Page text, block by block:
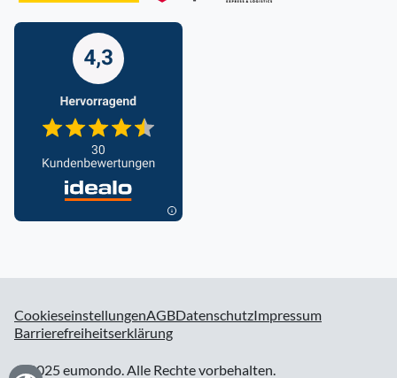
CookieseinstellungenAGBDatenschutzImpressum
Barrierefreiheitserklärung
© 2025 eumondo. Alle Rechte vorbehalten.